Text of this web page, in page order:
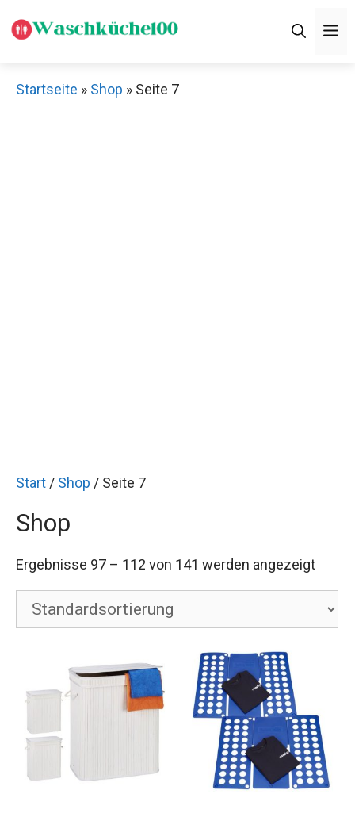
Inhalt
Startseite » Shop » Seite 7
Start / Shop / Seite 7
Shop
Ergebnisse 97 – 112 von 141 werden angezeigt